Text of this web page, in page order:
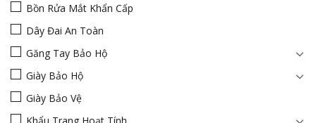
Bồn Rửa Mắt Khẩn Cấp
Dây Đai An Toàn
Găng Tay Bảo Hộ
Giày Bảo Hộ
Giày Bảo Vệ
Khẩu Trang Hoạt Tính